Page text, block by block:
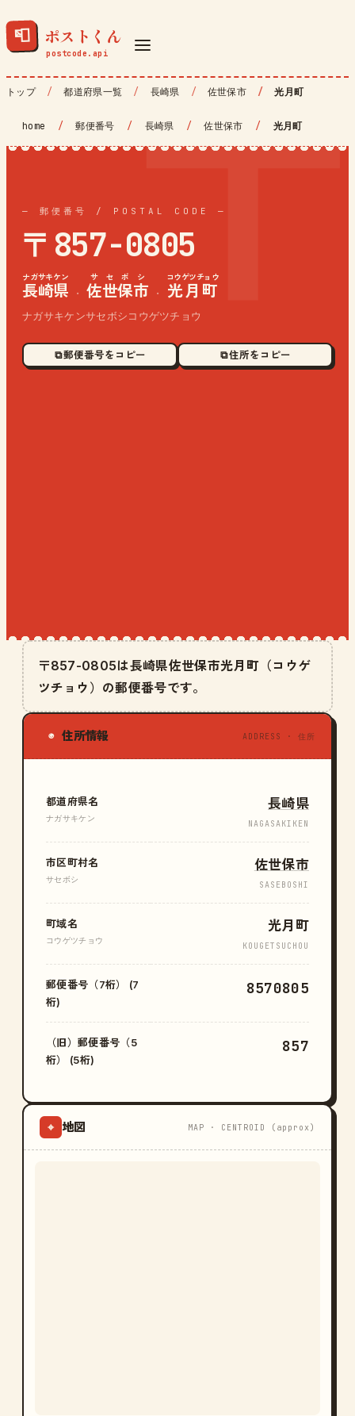
📮 ポストくん
トップ 都道府県一覧 長崎県 佐世保市 光月町
home / 郵便番号 / 長崎県 / 佐世保市 / 光月町
— 郵便番号 / POSTAL CODE —
〒857-0805
長崎県
ナガサキケン
· 佐世保市
サセボシ
· 光月町
コウゲツチョウ
ナガサキケンサセボシコウゲツチョウ
⧉ 郵便番号をコピー ⧉ 住所をコピー
〒857-0805は長崎県佐世保市光月町（コウゲ
ツチョウ）の郵便番号です。
◉ 住所情報 ADDRESS · 住所
都道府県名
ナガサキケン
長崎県
NAGASAKIKEN
市区町村名
サセボシ
佐世保市
SASEBOSHI
町域名
コウゲツチョウ
光月町
KOUGETSUCHOU
郵便番号（7桁） (7
桁)
8570805
（旧）郵便番号（5
桁） (5桁)
857
⌖ 地図 MAP · CENTROID (approx)